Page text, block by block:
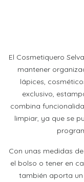
El Cosmetiquero
mantener
lápices,
exclusivo,
combina
limpiar, ya que se
Con unas medidas
el bolso o tener en
también aporta